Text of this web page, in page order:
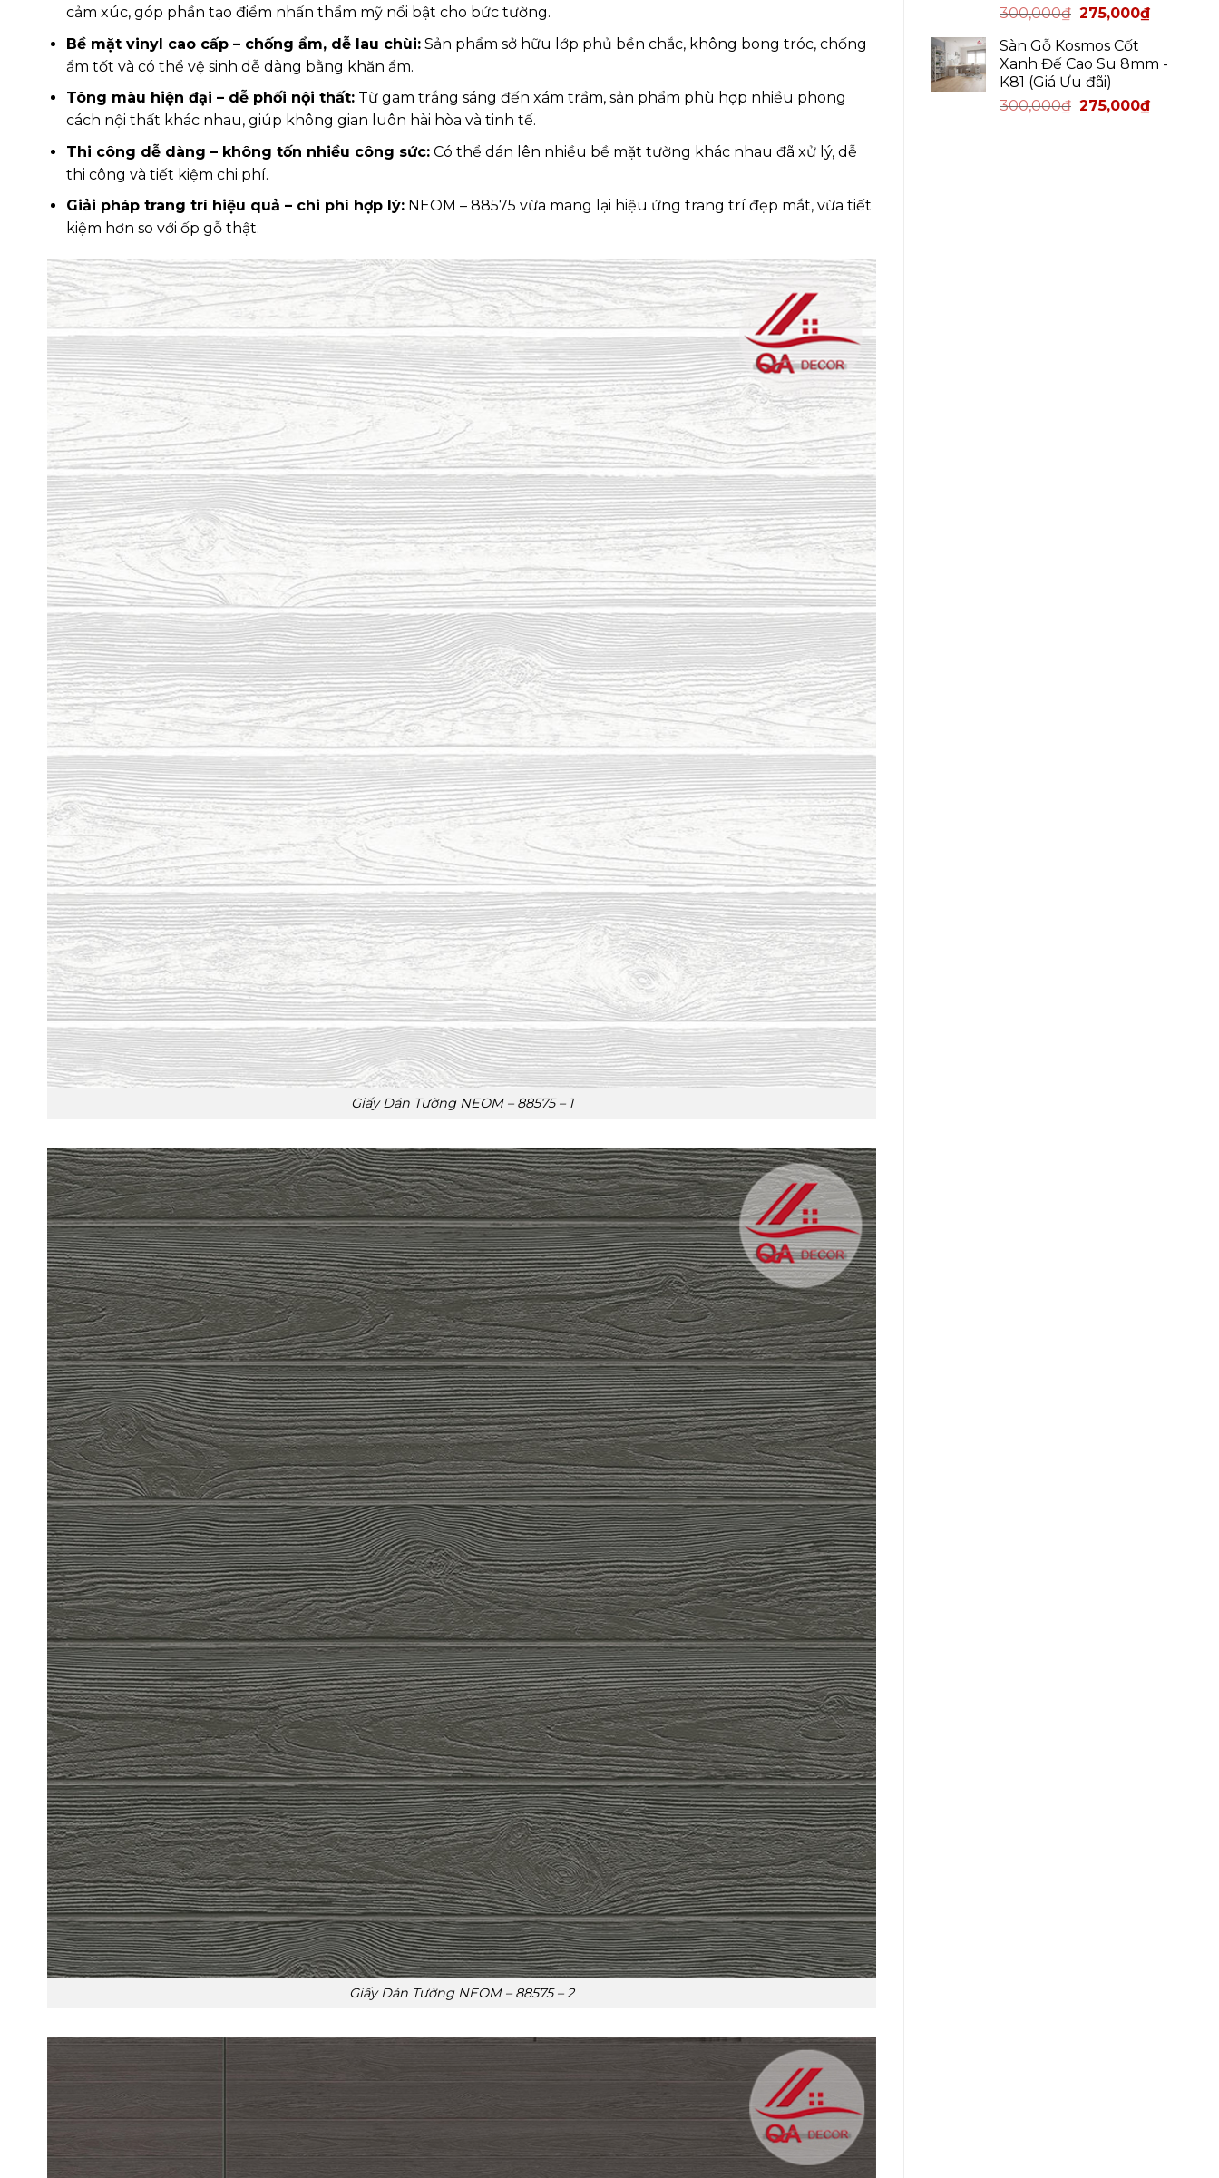
300,000₫ 275,000₫
Sàn Gỗ Kosmos Cốt
Xanh Đế Cao Su 8mm -
K81 (Giá Ưu đãi)
300,000₫ 275,000₫
cảm xúc, góp phần tạo điểm nhấn thẩm mỹ nổi bật cho bức tường.
Bề mặt vinyl cao cấp – chống ẩm, dễ lau chùi:Sản phẩm sở hữu lớp phủ bền chắc, không bong tróc, chống
ẩm tốt và có thể vệ sinh dễ dàng bằng khăn ẩm.
Tông màu hiện đại – dễ phối nội thất:Từ gam trắng sáng đến xám trầm, sản phẩm phù hợp nhiều phong
cách nội thất khác nhau, giúp không gian luôn hài hòa và tinh tế.
Thi công dễ dàng – không tốn nhiều công sức:Có thể dán lên nhiều bề mặt tường khác nhau đã xử lý, dễ
thi công và tiết kiệm chi phí.
Giải pháp trang trí hiệu quả – chi phí hợp lý:NEOM – 88575 vừa mang lại hiệu ứng trang trí đẹp mắt, vừa tiết
kiệm hơn so với ốp gỗ thật.
Giấy Dán Tường NEOM – 88575 – 1
Giấy Dán Tường NEOM – 88575 – 2